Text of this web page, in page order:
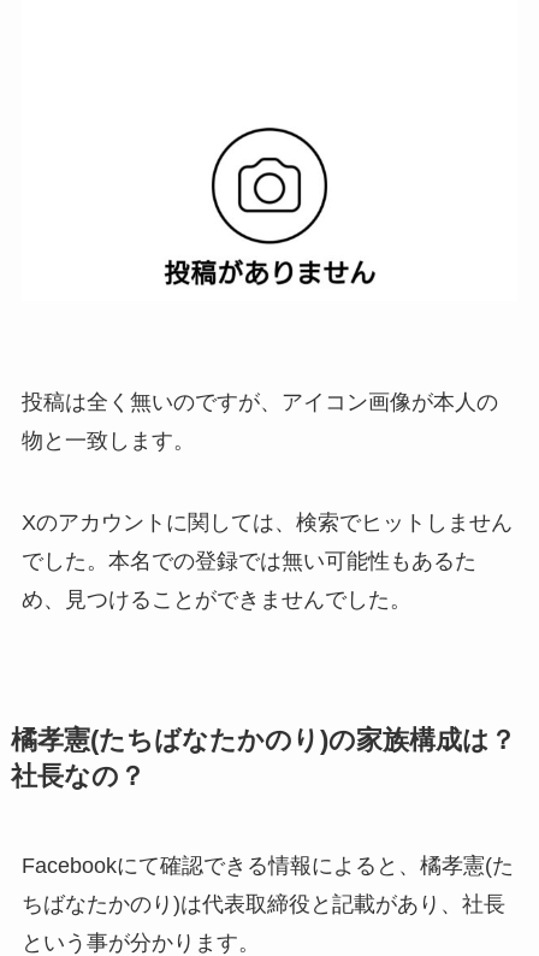
投稿は全く無いのですが、アイコン画像が本人の
物と一致します。
Xのアカウントに関しては、検索でヒットしません
でした。本名での登録では無い可能性もあるた
め、見つけることができませんでした。
橘孝憲(たちばなたかのり)の家族構成は？
社長なの？
Facebookにて確認できる情報によると、橘孝憲(た
ちばなたかのり)は代表取締役と記載があり、社長
という事が分かります。